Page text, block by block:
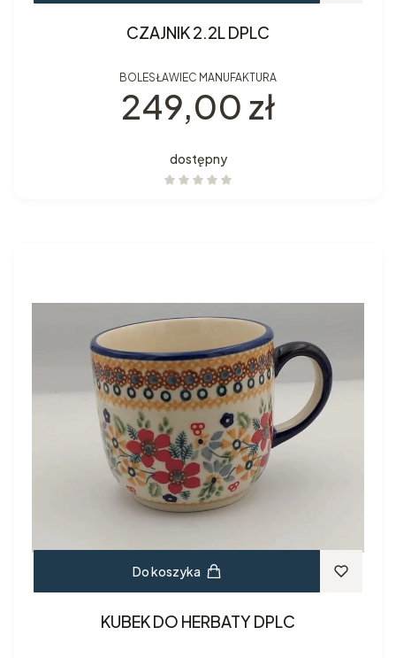
CZAJNIK 2.2L DPLC
BOLESŁAWIEC MANUFAKTURA
Cena
249,00 zł
dostępny
Do koszyka
KUBEK DO HERBATY DPLC